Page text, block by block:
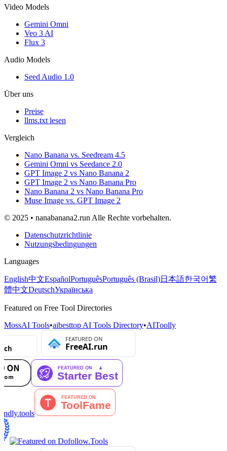
Video Models
Gemini Omni
Veo 3 AI
Flux 3
Audio Models
Seed Audio 1.0
Über uns
Preise
llms.txt lesen
Vergleich
Nano Banana vs. Seedream 4.5
Gemini Omni vs Seedance 2.0
GPT Image 2 vs Nano Banana 2
GPT Image 2 vs Nano Banana Pro
Nano Banana 2 vs Nano Banana Pro
Muse Image vs. GPT Image 2
© 2025 • nanabanana2.run Alle Rechte vorbehalten.
Datenschutzrichtlinie
Nutzungsbedingungen
Languages
English中文EspañolPortuguêsPortuguês (Brasil)日本語한국어繁
體中文DeutschУкраїнська
Featured on Free Tool Directories
MossAI Tools•aibesttop AI Tools Directory•AIToolly